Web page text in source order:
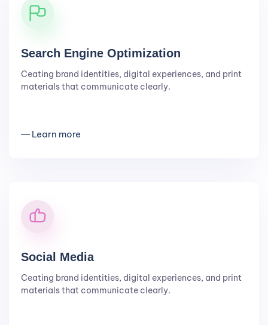
Search Engine Optimization
Ceating brand identities, digital experiences, and print
materials that communicate clearly.
― Learn more
Social Media
Ceating brand identities, digital experiences, and print
materials that communicate clearly.